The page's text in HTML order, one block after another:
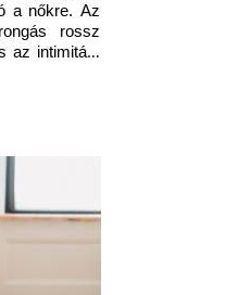
a nőkre. Az
rossz
az intimitást